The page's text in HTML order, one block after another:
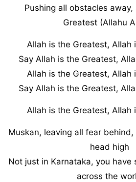
Pushing all obstacles
Greatest (Allahu
Allah is the Greatest, Allah
Say Allah is the Greatest,
Allah is the Greatest, Allah
Say Allah is the Greatest,
Allah is the Greatest, Allah
Muskan, leaving all fear
head high
Not just in Karnataka, you have
across the